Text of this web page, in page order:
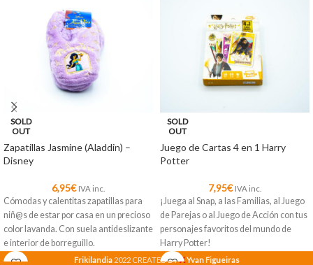
SOLD
OUT
Zapatillas Jasmine (Aladdin) –
Disney
6,95€ IVA inc.
Cómodas y calentitas zapatillas para
niñ@s de estar por casa en un precioso
color lavanda. Con suela antideslizante
e interior de borreguillo.
SOLD
OUT
Juego de Cartas 4 en 1 Harry
Potter
7,95€ IVA inc.
¡Juega al Snap, a las Familias, al Juego
de Parejas o al Juego de Acción con tus
personajes favoritos del mundo de
Harry Potter!
Frikilandia 2022 CREATED BYXYvan Figueiras